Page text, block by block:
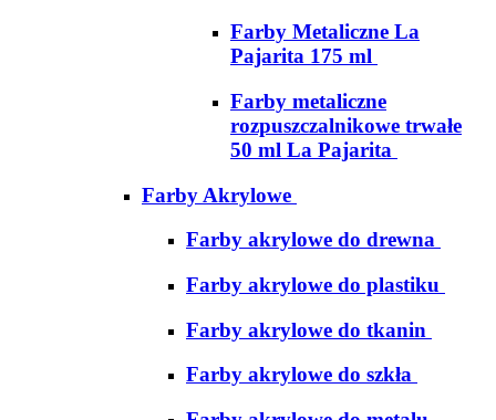
Farby Metaliczne La
Pajarita 175 ml
Farby metaliczne
rozpuszczalnikowe trwałe
50 ml La Pajarita
Farby Akrylowe
Farby akrylowe do drewna
Farby akrylowe do plastiku
Farby akrylowe do tkanin
Farby akrylowe do szkła